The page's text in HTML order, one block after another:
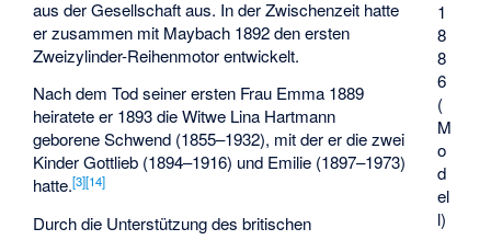
1
8
8
6
(
M
o
d
el
l)
aus der Gesellschaft aus. In der Zwischenzeit hatte
er zusammen mit Maybach 1892 den ersten
Zweizylinder-Reihenmotor entwickelt.
Nach dem Tod seiner ersten Frau Emma 1889
heiratete er 1893 die Witwe Lina Hartmann
geborene Schwend (1855–1932), mit der er die zwei
Kinder Gottlieb (1894–1916) und Emilie (1897–1973)
hatte.[3][14]
Durch die Unterstützung des britischen